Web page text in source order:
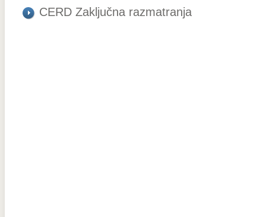
CERD Zaključna razmatranja